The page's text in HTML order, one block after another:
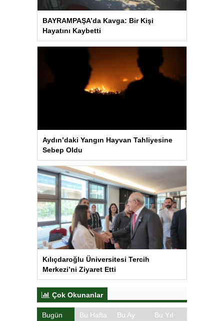
BAYRAMPAŞA’da Kavga: Bir Kişi
Hayatını Kaybetti
Aydın’daki Yangın Hayvan Tahliyesine
Sebep Oldu
Kılıçdaroğlu Üniversitesi Tercih
Merkezi’ni Ziyaret Etti
Çok Okunanlar
Bugün Bu Hafta Bu Ay Bu Yıl